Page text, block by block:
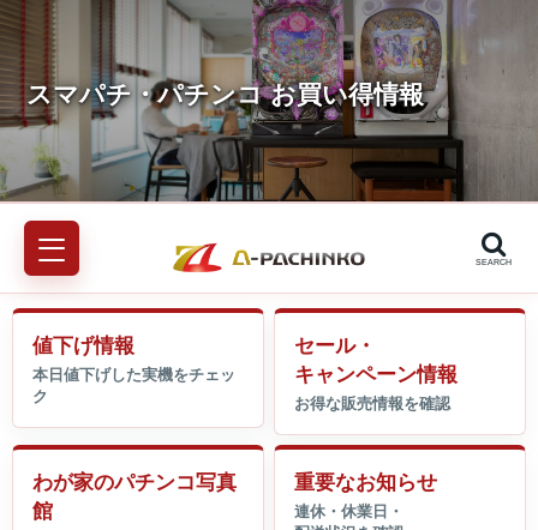
SEARCH
値下げ情報
セール・
キャンペーン情報
わが家のパチンコ写真
館
重要なお知らせ